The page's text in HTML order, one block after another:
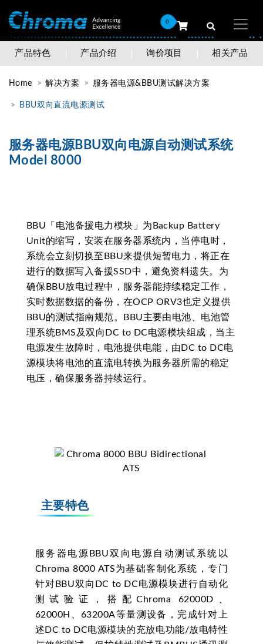
0
产品特色 产品介绍 询价项目 相关产品
Home 解决方案 服务器电源&BBU测试解决方案
BBU双向直流电源测试
服务器电源BBU双向电源自动测试系统
Model 8000
BBU「电池备援电力模块」为Backup Battery
Unit的缩写，安装在服务器系统内，当停电时，
系统会立刻切换至BBU来提供短暂电力，将正在
进行的数据写入备援SSD中，避免资料遗失。为
确保BBU放电过程中，服务器能持续稳定工作，
实时数据数据的备份，在OCP ORV3也定义提供
BBU的测试指南规范。BBU主要由电池、电池管
理系统BMS及双向DC to DC电源模块组成，当主
电源发生故障时，电池提供电能，由DC to DC电
源模块将电池的直流电转换为服务器所需的稳定
电压，确保服务器持续运行。
主要特色
服务器电源BBU双向电源自动测试系统以
Chroma 8000 ATS为基础客制化系统，专门
针对BBU双向DC to DC电源模块进行自动化
测试验证，搭配Chroma 62000D、
62000H、63200A等量测设备，完成针对上
述DC to DC电源模块的充放电功能/放电特性